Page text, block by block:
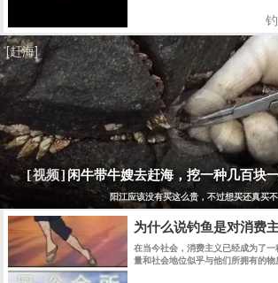
[赶海]
[视频] 闲牛带牛嫂去赶海，挖一种几百块
阳江应该没有买这么贵，不过想买还真买
为什么说钓鱼是对消费
在当今社会，消费主义已经成为了
量和社会地位似乎与他们所拥有的